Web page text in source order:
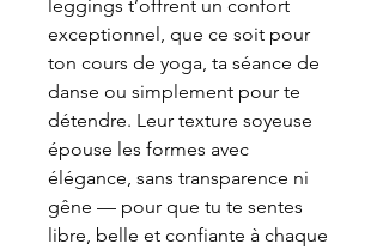
leggings t’offrent un confort
exceptionnel, que ce soit pour
ton cours de yoga, ta séance de
danse ou simplement pour te
détendre. Leur texture soyeuse
épouse les formes avec
élégance, sans transparence ni
gêne — pour que tu te sentes
libre, belle et confiante à chaque